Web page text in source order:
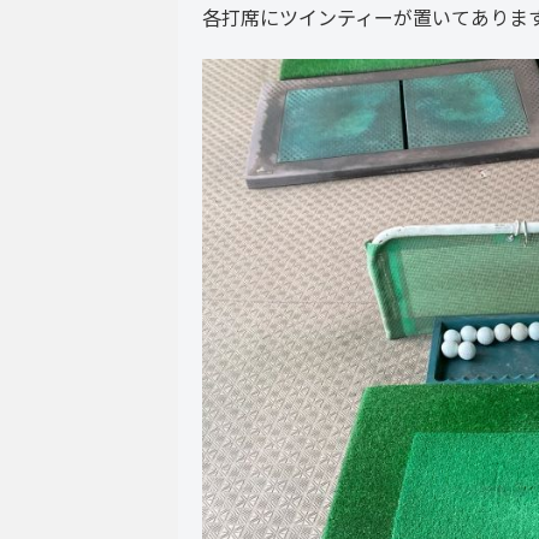
各打席にツインティーが置いてありま